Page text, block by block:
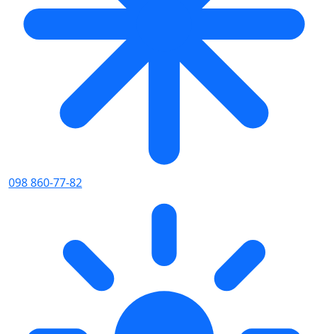
098 860-77-82